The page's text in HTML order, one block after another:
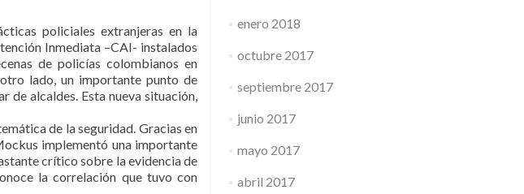
policiales extranjeras en la
Inmediata –CAI- instalados
de policías colombianos en
lado, un importante punto de
de alcaldes. Esta nueva situación,
de la seguridad. Gracias en
implementó una importante
crítico sobre la evidencia de
la correlación que tuvo con
enero 2018
octubre 2017
septiembre 2017
junio 2017
mayo 2017
abril 2017